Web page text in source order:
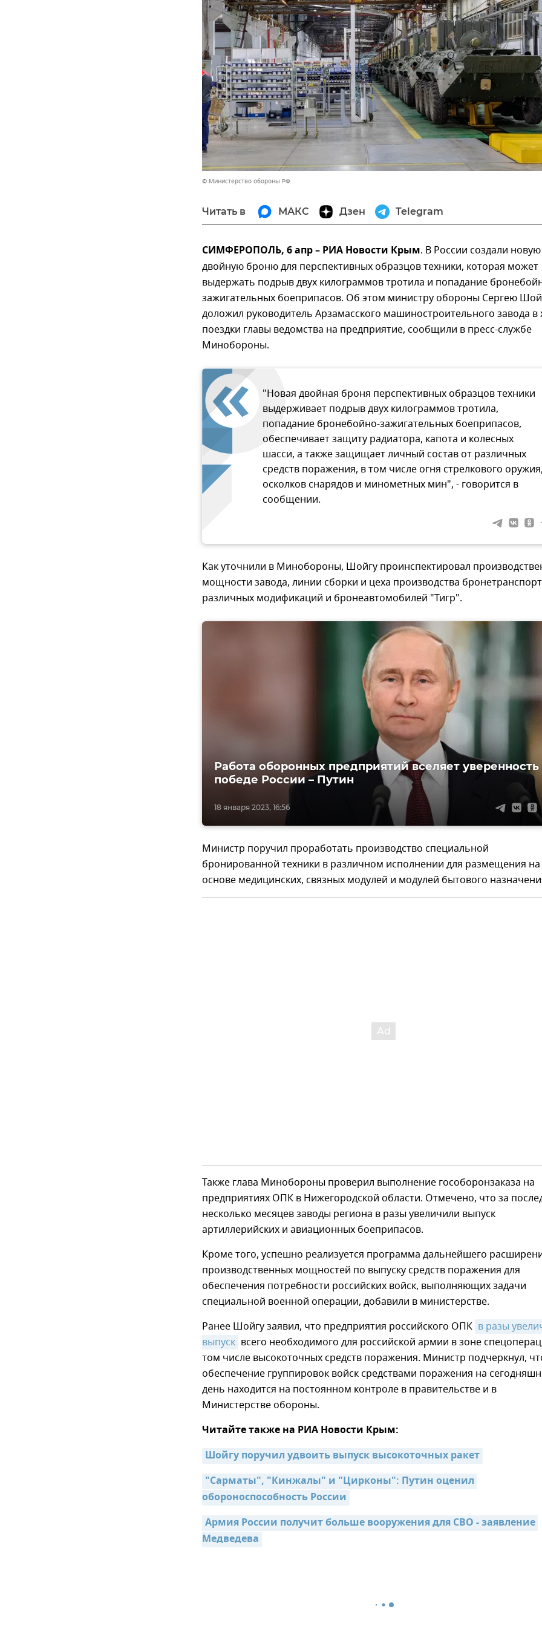
© Министерство обороны РФ
Читать в МАКС Дзен Telegram
СИМФЕРОПОЛЬ, 6 апр – РИА Новости Крым. В России создали новую
двойную броню для перспективных образцов техники, которая может
выдержать подрыв двух килограммов тротила и попадание
зажигательных боеприпасов. Об этом министру обороны Сергею
доложил руководитель Арзамасского машиностроительного завода в
поездки главы ведомства на предприятие, сообщили в пресс-службе
Минобороны.
"Новая двойная броня перспективных образцов техники
выдерживает подрыв двух килограммов тротила,
попадание бронебойно-зажигательных боеприпасов,
обеспечивает защиту радиатора, капота и колесных
шасси, а также защищает личный состав от различных
средств поражения, в том числе огня стрелкового оружия,
осколков снарядов и минометных мин", - говорится в
сообщении.
Как уточнили в Минобороны, Шойгу проинспектировал
мощности завода, линии сборки и цеха производства
различных модификаций и бронеавтомобилей "Тигр".
18 января 2023, 16:56
Работа оборонных предприятий вселяет уверенность
победе России – Путин
Министр поручил проработать производство специальной
бронированной техники в различном исполнении для размещения на
основе медицинских, связных модулей и модулей бытового
Также глава Минобороны проверил выполнение гособоронзаказа на
предприятиях ОПК в Нижегородской области. Отмечено, что за
несколько месяцев заводы региона в разы увеличили выпуск
артиллерийских и авиационных боеприпасов.
Кроме того, успешно реализуется программа дальнейшего
производственных мощностей по выпуску средств поражения для
обеспечения потребности российских войск, выполняющих задачи
специальной военной операции, добавили в министерстве.
Ранее Шойгу заявил, что предприятия российского ОПК в разы
выпуск всего необходимого для российской армии в зоне
том числе высокоточных средств поражения. Министр подчеркнул,
обеспечение группировок войск средствами поражения на
день находится на постоянном контроле в правительстве и в
Министерстве обороны.
Читайте также на РИА Новости Крым:
Шойгу поручил удвоить выпуск высокоточных ракет
"Сарматы", "Кинжалы" и "Цирконы": Путин оценил
обороноспособность России
Армия России получит больше вооружения для СВО - заявление
Медведева